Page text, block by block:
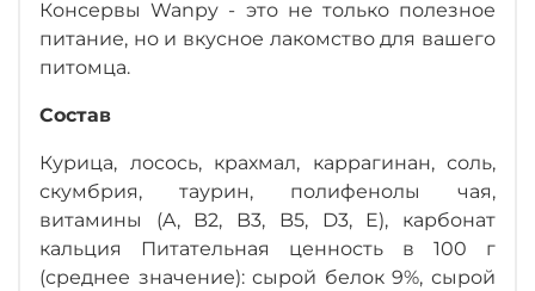
Консервы Wanpy - это не только полезное
питание, но и вкусное лакомство для вашего
питомца.
Состав
Курица, лосось, крахмал, каррагинан, соль,
скумбрия, таурин, полифенолы чая,
витамины (A, B2, B3, B5, D3, E), карбонат
кальция Питательная ценность в 100 г
(среднее значение): сырой белок 9%, сырой